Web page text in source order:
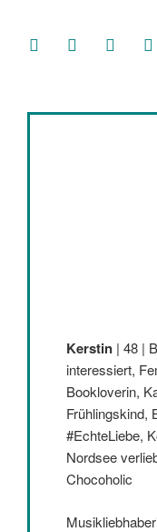
facebooksoundcloud
twitter
Kerstin | 48 |
interessiert,
Bookloverin,
Frühlingskind,
#EchteLiebe,
Nordsee
Chocoholic